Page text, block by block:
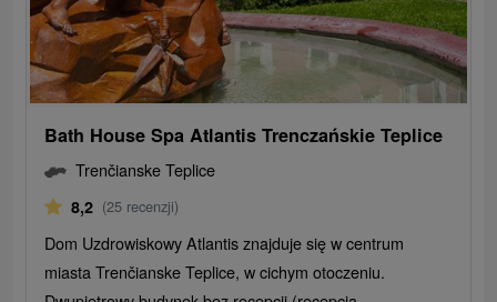
Bath House Spa Atlantis Trenczańskie Teplice
Trenčianske Teplice
8,2 (25 recenzji)
Dom Uzdrowiskowy Atlantis znajduje się w centrum
miasta Trenčianske Teplice, w cichym otoczeniu.